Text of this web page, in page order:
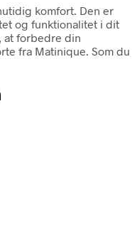
komfort. Den er
og funktionalitet i dit
at forbedre din
fra Matinique. Som du